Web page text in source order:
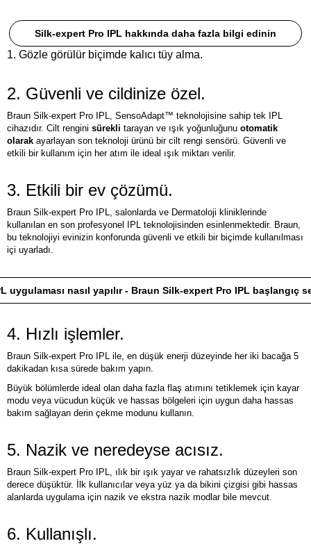
Silk-expert Pro IPL hakkında daha fazla bilgi edinin
1. Gözle görülür biçimde kalıcı tüy alma.
2. Güvenli ve cildinize özel.
Braun Silk-expert Pro IPL, SensoAdapt™ teknolojisine sahip tek IPL
cihazıdır. Cilt rengini sürekli tarayan ve ışık yoğunluğunu otomatik
olarak ayarlayan son teknoloji ürünü bir cilt rengi sensörü. Güvenli ve
etkili bir kullanım için her atım ile ideal ışık miktarı verilir.
3. Etkili bir ev çözümü.
Braun Silk-expert Pro IPL, salonlarda ve Dermatoloji kliniklerinde
kullanılan en son profesyonel IPL teknolojisinden esinlenmektedir. Braun,
bu teknolojiyi evinizin konforunda güvenli ve etkili bir biçimde kullanılması
içi uyarladı.
uygulaması nasıl yapılır - Braun Silk-expert Pro IPL başlangıç
4. Hızlı işlemler.
Braun Silk-expert Pro IPL ile, en düşük enerji düzeyinde her iki bacağa 5
dakikadan kısa sürede bakım yapın.
Büyük bölümlerde ideal olan daha fazla flaş atımını tetiklemek için kayar
modu veya vücudun küçük ve hassas bölgeleri için uygun daha hassas
bakım sağlayan derin çekme modunu kullanın.
5. Nazik ve neredeyse acısız.
Braun Silk-expert Pro IPL, ılık bir ışık yayar ve rahatsızlık düzeyleri son
derece düşüktür. İlk kullanıcılar veya yüz ya da bikini çizgisi gibi hassas
alanlarda uygulama için nazik ve ekstra nazik modlar bile mevcut.
6. Kullanışlı.